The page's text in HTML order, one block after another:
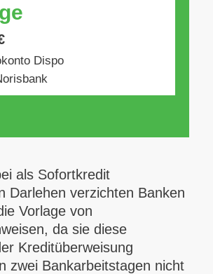
Dispo
als Sofortkredit
Darlehen verzichten Banken
Vorlage von
da sie diese
Kreditüberweisung
zwei Bankarbeitstagen nicht